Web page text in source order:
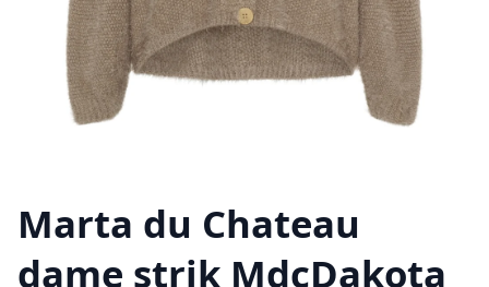
Marta du Chateau
dame strik MdcDakota